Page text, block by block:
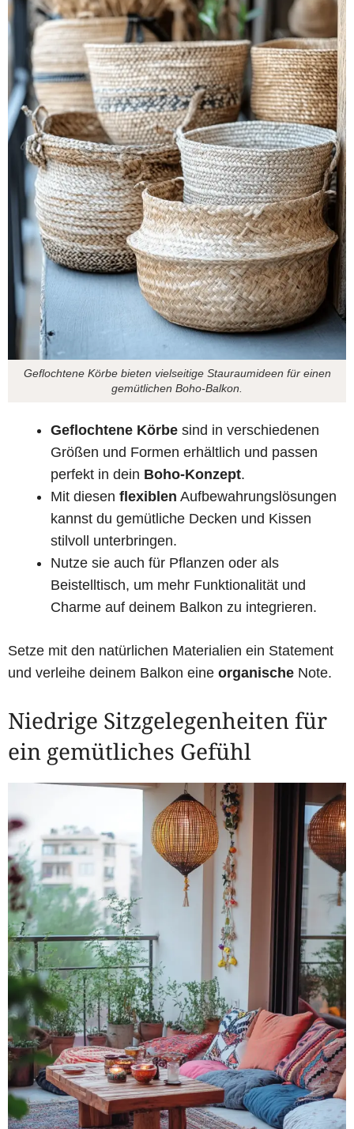
Geflochtene Körbe bieten vielseitige Stauraumideen für einen
gemütlichen Boho-Balkon.
Geflochtene Körbe sind in verschiedenen
Größen und Formen erhältlich und passen
perfekt in dein Boho-Konzept.
Mit diesen flexiblen Aufbewahrungslösungen
kannst du gemütliche Decken und Kissen
stilvoll unterbringen.
Nutze sie auch für Pflanzen oder als
Beistelltisch, um mehr Funktionalität und
Charme auf deinem Balkon zu integrieren.
Setze mit den natürlichen Materialien ein Statement
und verleihe deinem Balkon eine organische Note.
Niedrige Sitzgelegenheiten für
ein gemütliches Gefühl